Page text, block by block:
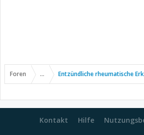
Foren ... Entzündliche rheumatische
Kontakt Hilfe